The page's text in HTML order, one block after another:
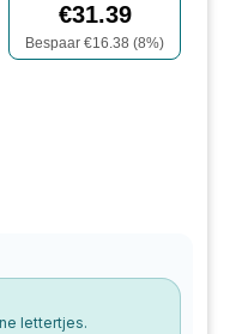
€31.39
Bespaar €16.38 (8%)
lettertjes.